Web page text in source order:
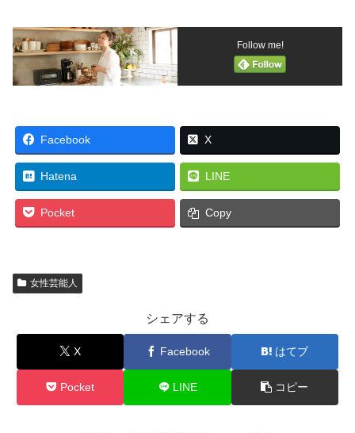
Follow me!
Facebook X
Hatena LINE
Pocket Copy
女性芸能人
シェアする
X Facebook はてブ
Pocket LINE コピー